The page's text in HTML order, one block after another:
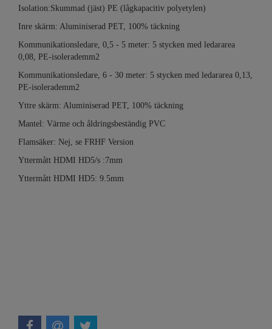
Isolation:Skummad (jäst) PE (lågkapacitiv polyetylen)
Inre skärm: Aluminiserad PET, 100% täckning
Kommunikationsledare, 0,5 - 5 meter: 5 stycken med ledararea
0,08, PE-isolerademm2
Kommunikationsledare, 6 - 30 meter: 5 stycken med ledararea 0,13,
PE-isolerademm2
Yttre skärm: Aluminiserad PET, 100% täckning
Mantel: Värme och åldringsbeständig PVC
Flamsäker: Nej, se FRHF Version
Yttermått HDMI HD5/s :7mm
Yttermått HDMI HD5: 9.5mm